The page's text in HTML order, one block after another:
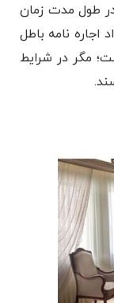
طول مدت زمان
اجاره نامه باطل
مگر در شرایط